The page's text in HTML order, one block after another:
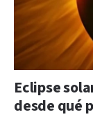
Eclipse
desde qué